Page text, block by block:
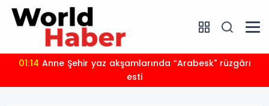
01:10Başkan Büyükakın'dan uluslararası yarışma
müjdesi